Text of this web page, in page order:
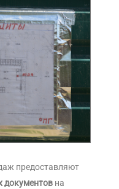
предоставляют
документов на